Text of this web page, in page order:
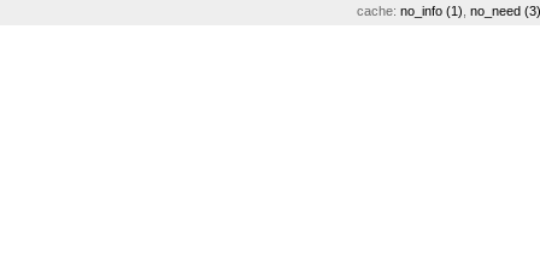
cache: no_info (1) no_need (3)